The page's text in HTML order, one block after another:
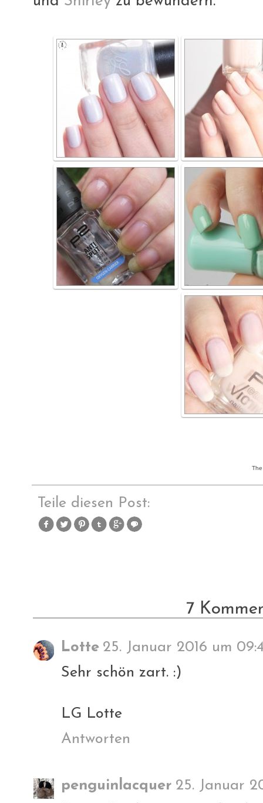
Teile diesen Post:
7
Lotte 25. Januar 2016 um
Sehr schön zart. :)
LG Lotte
Antworten
penguinlacquer 25. Januar